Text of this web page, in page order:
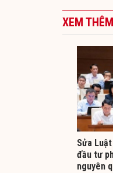
XEM
Sửa
đầu tư
nguyên